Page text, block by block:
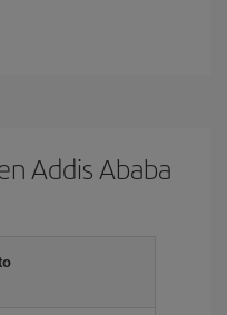
Addis Ababa